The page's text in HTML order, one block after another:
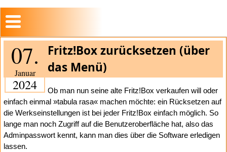
07.
Januar
2024
Fritz!Box zurücksetzen (über
das Menü)
Ob man nun seine alte Fritz!Box verkaufen will oder
einfach einmal »tabula rasa« machen möchte: ein Rücksetzen auf
die Werkseinstellungen ist bei jeder Fritz!Box einfach möglich. So
lange man noch Zugriff auf die Benutzeroberfläche hat, also das
Adminpasswort kennt, kann man dies über die Software erledigen
lassen.